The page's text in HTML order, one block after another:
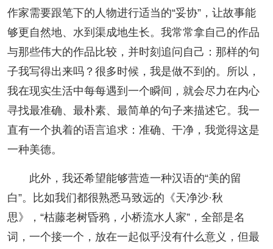
作家需要跟笔下的人物进行适当的“妥协”，让故事能
够更自然地、水到渠成地生长。我常常拿自己的作品
与那些伟大的作品比较，并时刻追问自己：那样的句
子我写得出来吗？很多时候，我是做不到的。所以，
我在现实生活中每每遇到一个瞬间，就会尽力在内心
寻找最准确、最朴素、最简单的句子来描述它。我一
直有一个执着的语言追求：准确、干净，我觉得这是
一种美德。
此外，我还希望能够营造一种汉语的“美的留
白”。比如我们都很熟悉马致远的《天净沙·秋
思》，“枯藤老树昏鸦，小桥流水人家”，全部是名
词，一个接一个，放在一起似乎没有什么意义，但最